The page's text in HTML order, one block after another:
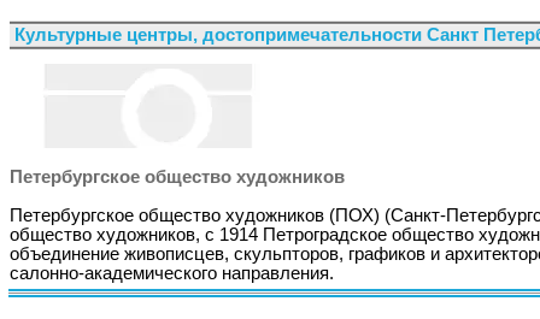
Культурные центры, достопримечательности Санкт
Петербургское общество художников
Петербургское общество художников (ПОХ) (Санкт-
общество художников, с 1914 Петроградское общество
объединение живописцев, скульпторов, графиков и
салонно-академического направления.